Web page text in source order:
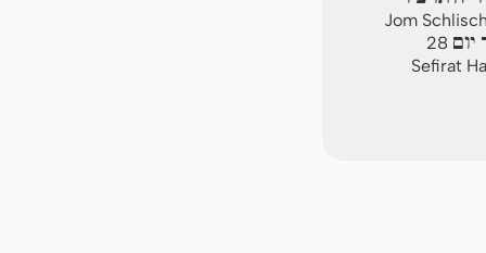
Jom
28
Sefirat